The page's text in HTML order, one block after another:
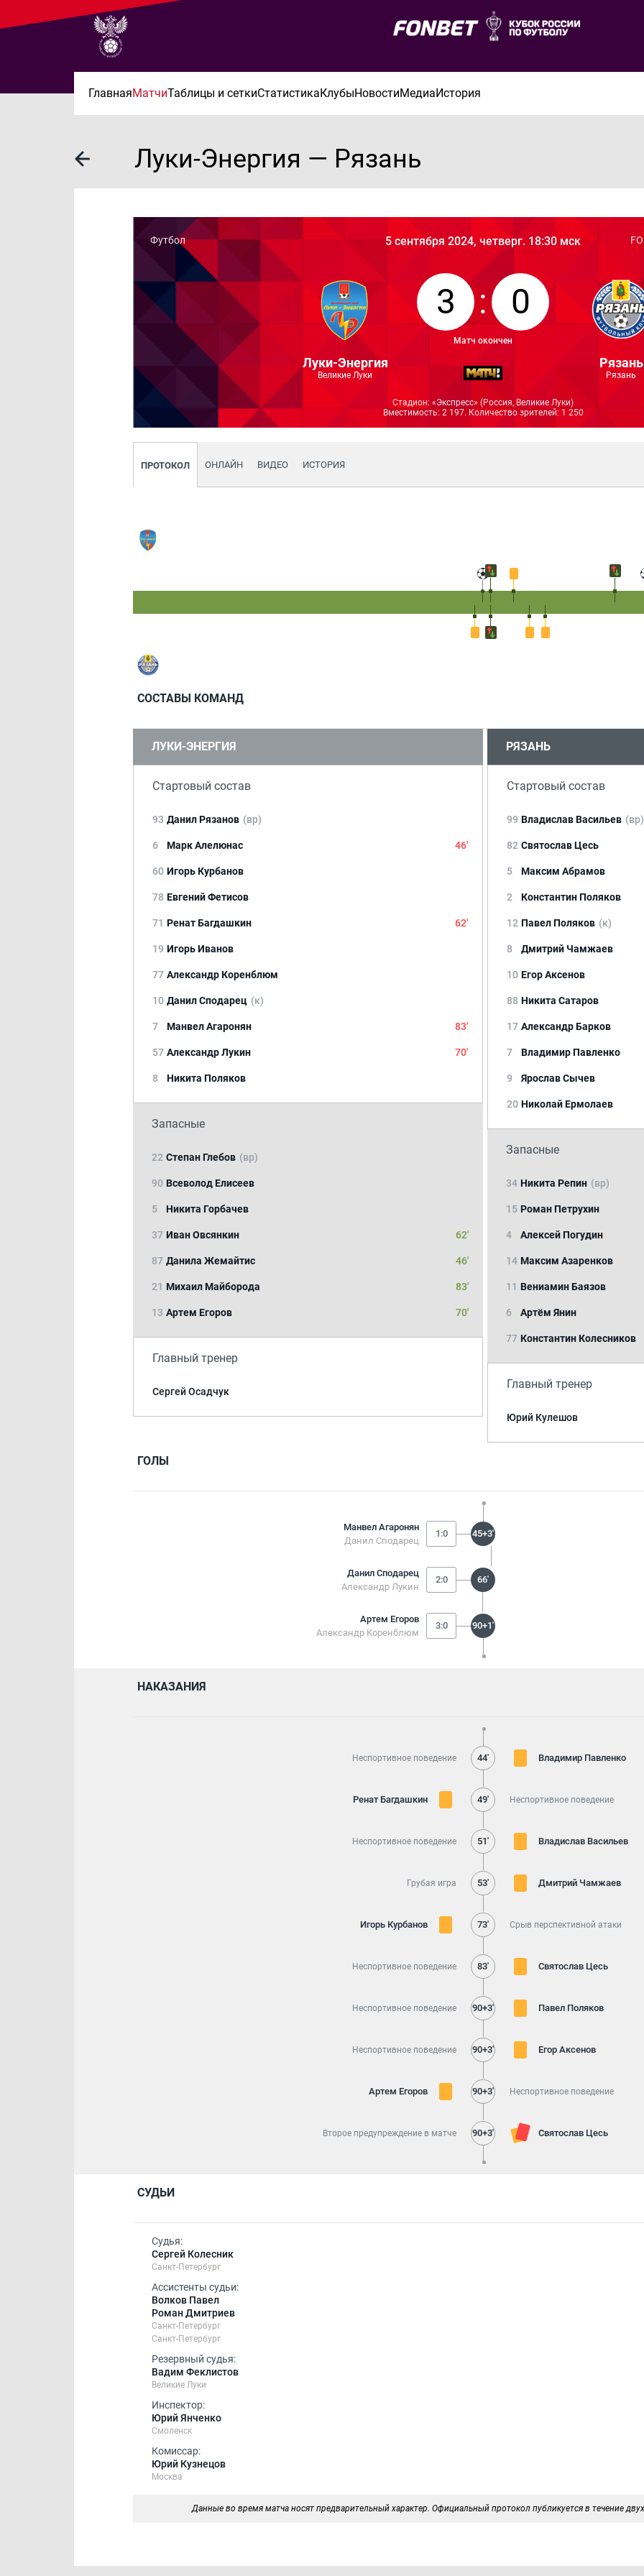
ГлавнаяМатчиТаблицы и сеткиСтатистикаКлубыНовостиМедиаИстория
Луки-Энергия — Рязань
Футбол 5 сентября 2024, четверг. 18:30 мск
Луки-Энергия
Великие Луки
3 : 0
Матч окончен
Рязань
Рязань
Стадион: ​«Экспресс»​ (Россия, Великие Луки)
Вместимость: 2 197. Количество зрителей: 1 250
ПРОТОКОЛ ОНЛАЙН ВИДЕО ИСТОРИЯ
СОСТАВЫ КОМАНД
ЛУКИ-ЭНЕРГИЯ
Стартовый состав
93 Данил Рязанов (вр)
6 Марк Алелюнас 46'
60 Игорь Курбанов
78 Евгений Фетисов
71 Ренат Багдашкин 62'
19 Игорь Иванов
77 Александр Коренблюм
10 Данил Сподарец (к)
7 Манвел Агаронян 83'
57 Александр Лукин 70'
8 Никита Поляков
Запасные
22 Степан Глебов (вр)
90 Всеволод Елисеев
5 Никита Горбачев
37 Иван Овсянкин 62'
87 Данила Жемайтис 46'
21 Михаил Майборода 83'
13 Артем Егоров 70'
Главный тренер
Сергей Осадчук
РЯЗАНЬ
Стартовый состав
99 Владислав Васильев (вр)
82 Святослав Цесь
5 Максим Абрамов
2 Константин Поляков
12 Павел Поляков (к)
8 Дмитрий Чамжаев
10 Егор Аксенов
88 Никита Сатаров
17 Александр Барков
7 Владимир Павленко
9 Ярослав Сычев
20 Николай Ермолаев
Запасные
34 Никита Репин (вр)
15 Роман Петрухин
4 Алексей Погудин
14 Максим Азаренков
11 Вениамин Баязов
6 Артём Янин
77 Константин Колесников
Главный тренер
Юрий Кулешов
ГОЛЫ
Манвел Агаронян
Данил Сподарец
1:0 45+3'
Данил Сподарец
Александр Лукин
2:0 66'
Артем Егоров
Александр Коренблюм
3:0 90+1'
НАКАЗАНИЯ
Неспортивное поведение 44' Владимир Павленко
Ренат Багдашкин 49' Неспортивное поведение
Неспортивное поведение 51' Владислав Васильев
Грубая игра 53' Дмитрий Чамжаев
Игорь Курбанов 73' Срыв перспективной атаки
Неспортивное поведение 83' Святослав Цесь
Неспортивное поведение 90+3' Павел Поляков
Неспортивное поведение 90+3' Егор Аксенов
Артем Егоров 90+3' Неспортивное поведение
Второе предупреждение в матче 90+3' Святослав Цесь
СУДЬИ
Судья:
Сергей Колесник
Санкт-Петербург
Ассистенты судьи:
Волков Павел
Роман Дмитриев
Санкт-Петербург
Санкт-Петербург
Резервный судья:
Вадим Феклистов
Великие Луки
Инспектор:
Юрий Янченко
Смоленск
Комиссар:
Юрий Кузнецов
Москва
Данные во время матча носят предварительный характер. Официальный протокол публикуется в течение